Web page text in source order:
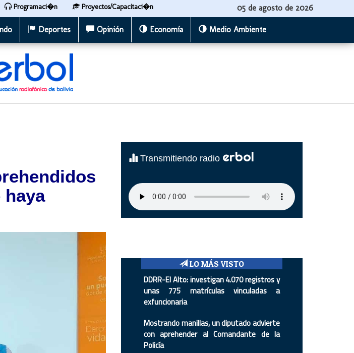
Programaci�n Proyectos/Capacitaci�n 05 de agosto de 2026
Deportes Opinión Economía Medio Ambiente
Transmitiendo radio erbol
LO MÁS VISTO
DDRR-El Alto: investigan 4.070 registros y
unas 775 matrículas vinculadas a
exfuncionaria
Mostrando manillas, un diputado advierte
con aprehender al Comandante de la
Policía